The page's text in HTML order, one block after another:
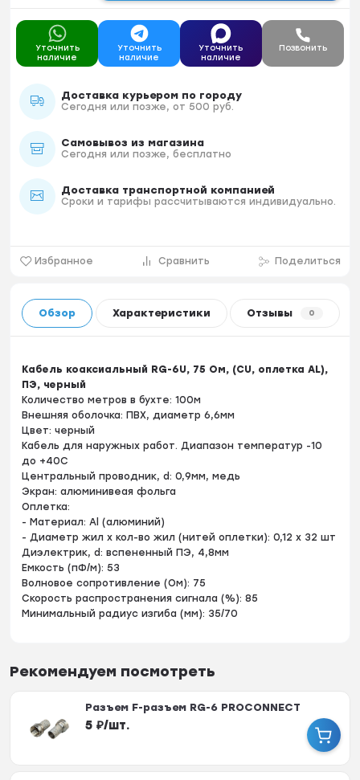
Уточнить
наличие
Уточнить
наличие
Уточнить
наличие
Позвонить
Доставка курьером по городу
Сегодня или позже, от 500 руб.
Самовывоз из магазина
Сегодня или позже, бесплатно
Доставка транспортной компанией
Сроки и тарифы рассчитываются индивидуально.
Избранное Сравнить Поделиться
Обзор Характеристики Отзывы 0
Кабель коаксиальный RG-6U, 75 Ом, (CU, оплетка AL),
ПЭ, черный
Количество метров в бухте: 100м
Внешняя оболочка: ПВХ, диаметр 6,6мм
Цвет: черный
Кабель для наружных работ. Диапазон температур -10
до +40С
Центральный проводник, d: 0,9мм, медь
Экран: алюминивеая фольга
Оплетка:
- Материал: Al (алюминий)
- Диаметр жил x кол-во жил (нитей оплетки): 0,12 x 32 шт
Диэлектрик, d: вспененный ПЭ, 4,8мм
Емкость (пФ/м): 53
Волновое сопротивление (Ом): 75
Скорость распространения сигнала (%): 85
Минимальный радиус изгиба (мм): 35/70
Рекомендуем посмотреть
Разъем F-разъем RG-6 PROCONNECT
5 ₽/шт.